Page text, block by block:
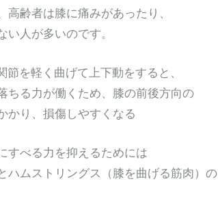
者は膝に痛みがあったり、
人が多いのです。
を軽く曲げて上下動をすると、
力が働くため、膝の前後方向の
り、損傷しやすくなる
べる力を抑えるためには
ストリングス（膝を曲げる筋肉）の